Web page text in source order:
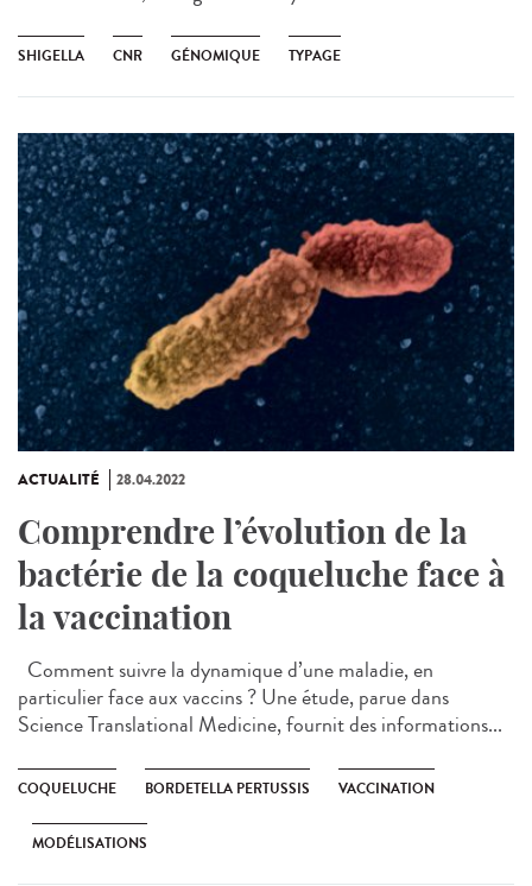
SHIGELLA CNR GÉNOMIQUE TYPAGE
ACTUALITÉ 28.04.2022
Comprendre l’évolution de la
bactérie de la coqueluche face à
la vaccination
Comment suivre la dynamique d’une maladie, en
particulier face aux vaccins ? Une étude, parue dans
Science Translational Medicine, fournit des informations...
COQUELUCHE BORDETELLA PERTUSSIS VACCINATION
MODÉLISATIONS